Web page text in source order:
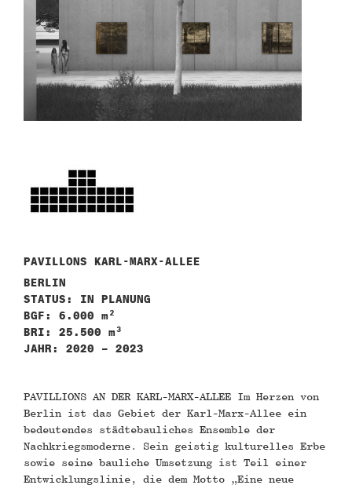
PAVILLONS KARL-MARX-ALLEE
BERLIN
STATUS: IN PLANUNG
BGF: 6.000 m²
BRI: 25.500 m³
JAHR: 2020 – 2023
PAVILLIONS AN DER KARL-MARX-ALLEE Im Herzen von
Berlin ist das Gebiet der Karl-Marx-Allee ein
bedeutendes städtebauliches Ensemble der
Nachkriegsmoderne. Sein geistig kulturelles Erbe
sowie seine bauliche Umsetzung ist Teil einer
Entwicklungslinie, die dem Motto „Eine neue